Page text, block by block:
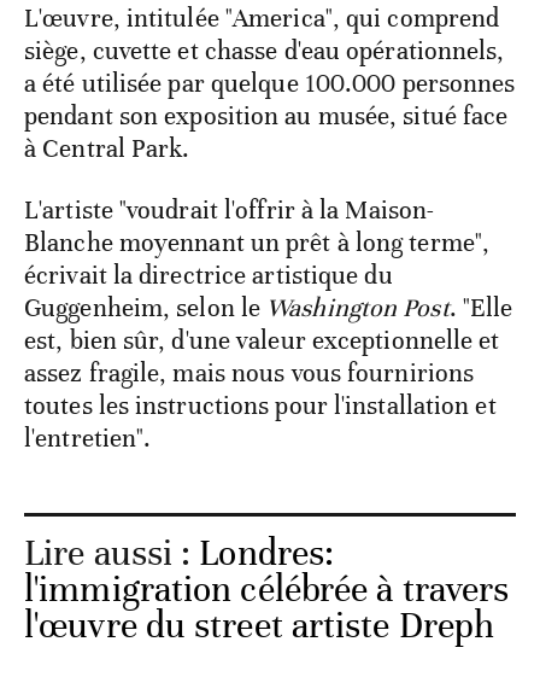
L'œuvre, intitulée "America", qui comprend
siège, cuvette et chasse d'eau opérationnels,
a été utilisée par quelque 100.000 personnes
pendant son exposition au musée, situé face
à Central Park.
L'artiste "voudrait l'offrir à la Maison-
Blanche moyennant un prêt à long terme",
écrivait la directrice artistique du
Guggenheim, selon le Washington Post. "Elle
est, bien sûr, d'une valeur exceptionnelle et
assez fragile, mais nous vous fournirions
toutes les instructions pour l'installation et
l'entretien".
Lire aussi : Londres:
l'immigration célébrée à travers
l'œuvre du street artiste Dreph